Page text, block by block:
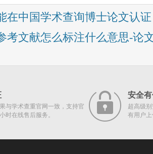
在中国学术查询博士论文认证
考文献怎么标注什么意思-论
与学术查重官网一致，支持官
时在线售后服务。
安全
超高级
有用户